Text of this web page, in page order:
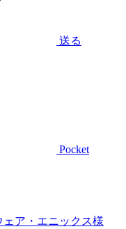
送る
Pocket
ア・エニックス様